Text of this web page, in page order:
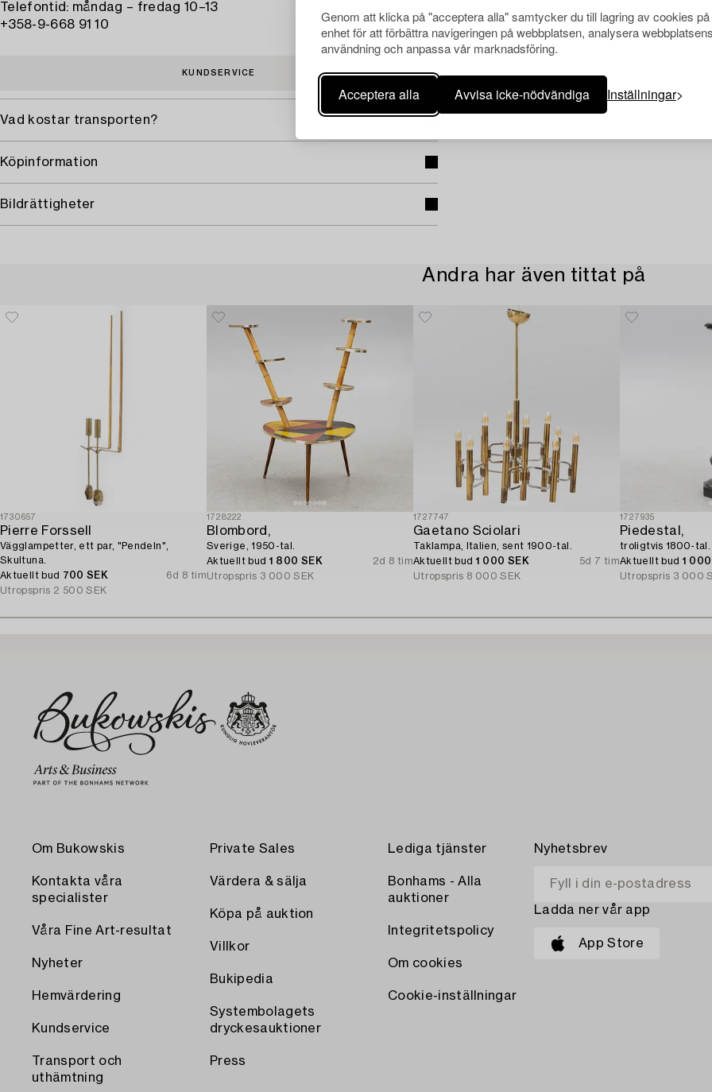
Genom att klicka på "acceptera alla" samtycker du till lagring av cookies
enhet för att förbättra navigeringen på webbplatsen, analysera
användning och anpassa vår marknadsföring.
Acceptera alla Avvisa icke-nödvändiga Inställningar
Telefontid: måndag – fredag 10–13
+358-9-668 91 10
KUNDSERVICE
Vad kostar transporten?
Köpinformation
Bildrättigheter
Andra har även tittat på
1730657
Pierre Forssell
Vägglampetter, ett par, "Pendeln",
Skultuna.
Aktuellt bud 700 SEK
6d 8 tim
Utropspris 2 500 SEK
1728222
Blombord,
Sverige, 1950-tal.
Aktuellt bud 1 800 SEK
2d 8 tim
Utropspris 3 000 SEK
1727747
Gaetano Sciolari
Taklampa, Italien, sent 1900-tal.
Aktuellt bud 1 000 SEK
5d 7 tim
Utropspris 8 000 SEK
1727935
Piedestal,
troligtvis 1800-tal.
Aktuellt bud 1
Utropspris 3 000
Om Bukowskis
Kontakta våra
specialister
Våra Fine Art-resultat
Nyheter
Hemvärdering
Kundservice
Transport och
uthämtning
Private Sales
Värdera & sälja
Köpa på auktion
Villkor
Bukipedia
Systembolagets
dryckesauktioner
Press
Lediga tjänster
Bonhams - Alla
auktioner
Integritetspolicy
Om cookies
Cookie-inställningar
Nyhetsbrev
Ladda ner vår app
App Store